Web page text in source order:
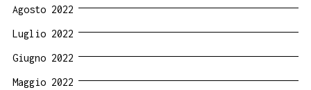
Agosto 2022
Luglio 2022
Giugno 2022
Maggio 2022